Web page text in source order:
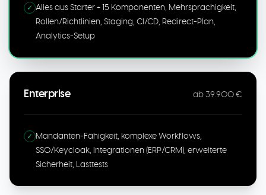
✓ Alles aus Starter + 15 Komponenten, Mehrsprachigkeit,
Rollen/Richtlinien, Staging, CI/CD, Redirect-Plan,
Analytics-Setup
Enterprise ab 39.900 €
✓
Mandanten-Fähigkeit, komplexe Workflows,
SSO/Keycloak, Integrationen (ERP/CRM), erweiterte
Sicherheit, Lasttests